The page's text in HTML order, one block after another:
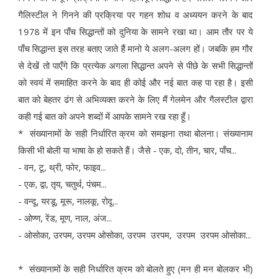
गैलिस्टील ने गिनने की प्रक्रिया पर गहन शोध व अध्ययन करने के बाद
1978 में इन पाँच सिद्धान्तों को दुनिया के सामने रखा था। आम तौर पर ये
पाँच सिद्धान्त इस तरह बताए जाते हैं मानो ये अलग-अलग हों। जबकि हम गौर
से देखें तो पाएँगे कि प्रत्येक अगला सिद्धान्त अपने से पीछे के सभी सिद्धान्तों
को स्वयं में समाहित करने के बाद ही कोई और नई बात कह पा रहा है। इसी
बात को बेहतर ढंग से अभिव्यक्त करने के लिए मैं गेलमेन और गैलस्टील द्वारा
कही गई बात को अपने शब्दों में आपके सामने रख रहा हूँ।
* संख्यानामों के सही निर्धारित क्रम को समझना तथा बोलना। संख्यानाम
किसी भी बोली या भाषा के हो सकते हैं। जैसे - एक, दो, तीन, चार, पाँच...
- वन, टू, थ्री, फोर, फाइव...
- एक, द्वा, तृय, चतुर्थ, पंचम...
- वन्दू, यरडू, मूरू, नालकू, रोदू...
- ओण्ण, रेंड, मूण, नाल, अंज...
- ओसोका, उरपम, उरपम ओसोका, उरपम उरपम, उरपम उरपम ओसोका...
* संख्यानामों के सही निर्धारित क्रम को बोलते हुए (मन ही मन बोलकर भी)